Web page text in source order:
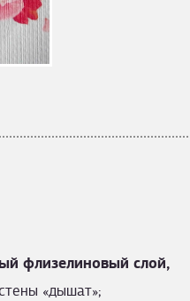
флизелиновый слой,
«дышат»;